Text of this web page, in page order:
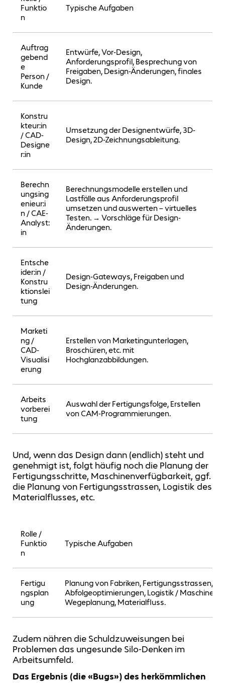
Funktio
n
Typische Aufgaben
Auftrag
gebend
e
Person /
Kunde
Entwürfe, Vor-Design,
Anforderungsprofil, Besprechung von
Freigaben, Design-Änderungen, finales
Design.
Konstru
kteur:in
/ CAD-
Designe
r:in
Umsetzung der Designentwürfe, 3D-
Design, 2D-Zeichnungsableitung.
Berechn
ungsing
enieur:i
n / CAE-
Analyst:
in
Berechnungsmodelle erstellen und
Lastfälle aus Anforderungsprofil
umsetzen und auswerten – virtuelles
Testen. → Vorschläge für Design-
Änderungen.
Entsche
ider:in /
Konstru
ktionslei
tung
Design-Gateways, Freigaben und
Design-Änderungen.
Marketi
ng /
CAD-
Visualisi
erung
Erstellen von Marketingunterlagen,
Broschüren, etc. mit
Hochglanzabbildungen.
Arbeits
vorberei
tung
Auswahl der Fertigungsfolge, Erstellen
von CAM-Programmierungen.
Und, wenn das Design dann (endlich) steht und
genehmigt ist, folgt häufig noch die Planung der
Fertigungsschritte, Maschinenverfügbarkeit, ggf.
die Planung von Fertigungsstrassen, Logistik des
Materialflusses, etc.
Rolle /
Funktio
n
Typische Aufgaben
Fertigu
ngsplan
ung
Planung von Fabriken, Fertigungsstrassen,
Abfolgeoptimierungen, Logistik /
Wegeplanung, Materialfluss.
Zudem nähren die Schuldzuweisungen bei
Problemen das ungesunde Silo-Denken im
Arbeitsumfeld.
Das Ergebnis (die «Bugs») des herkömmlichen